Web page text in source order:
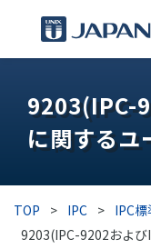
IPC
導入事例
各種サポート
9203(IPC-
に関するユ
TOP > IPC > IPC
9203(IPC-9202およ